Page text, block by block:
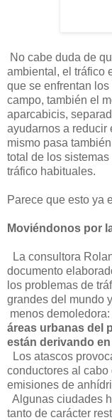
No cabe duda de
ambiental, el tráfico
que se enfrentan
campo, también el
aparcabicis,
ayudarnos a reducir
mismo pasa
total de los
tráfico habituales.
Parece que esto ya
Moviéndonos por
La consultora
documento
los problemas de
grandes del mundo
menos demoledora:
áreas urbanas del
están derivando
Los atascos
conductores al
emisiones de
Algunas ciudades
tanto de carácter